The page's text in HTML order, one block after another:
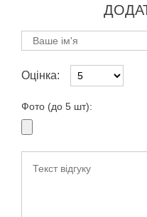
Оцінка:
Фото (до 5 шт):